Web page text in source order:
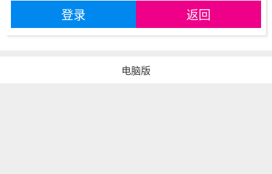
登录 返回
电脑版